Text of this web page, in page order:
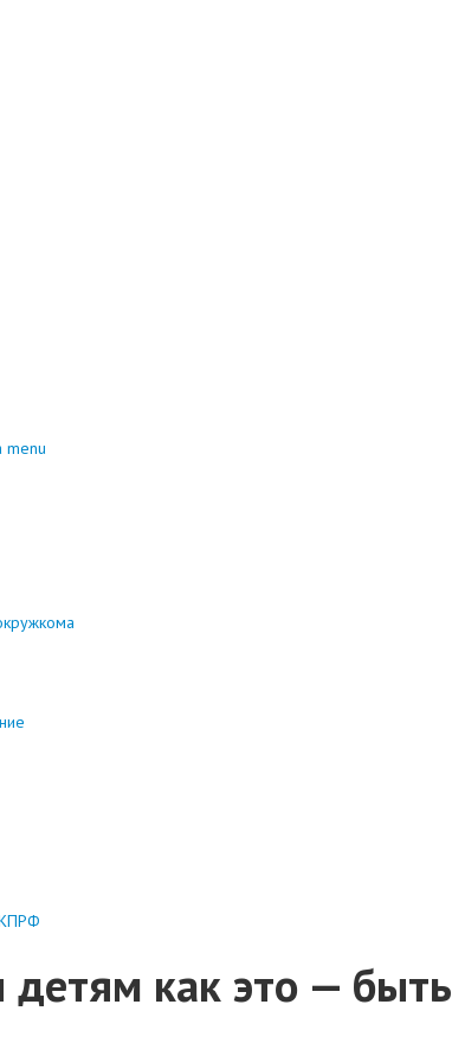
menu
детям как это — быть